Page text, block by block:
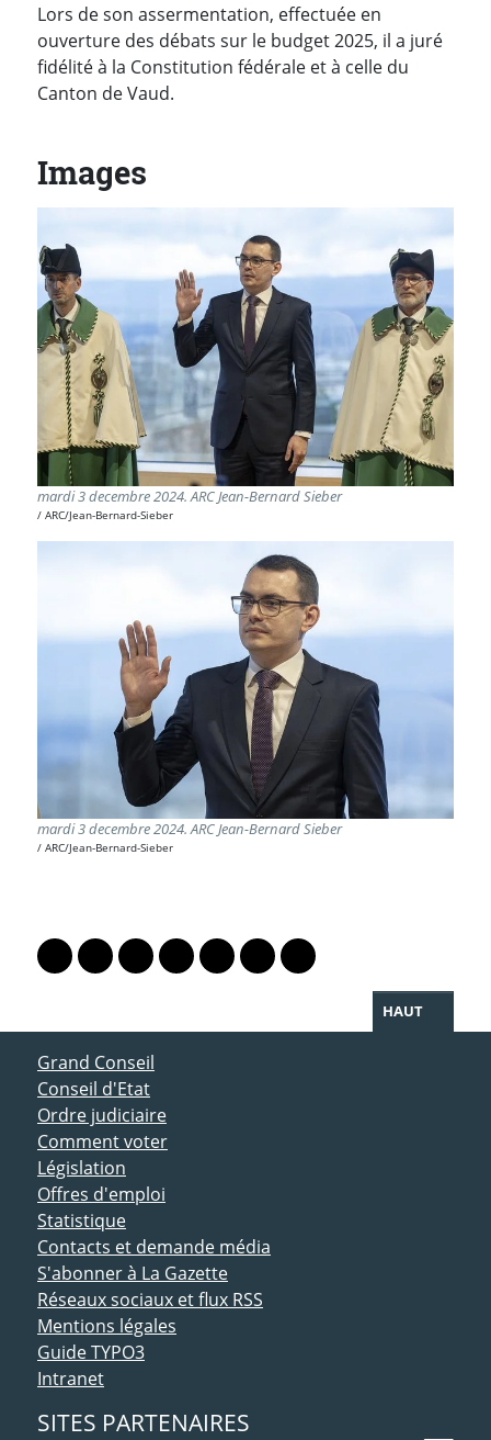
Lors de son assermentation, effectuée en
ouverture des débats sur le budget 2025, il a juré
fidélité à la Constitution fédérale et à celle du
Canton de Vaud.
Images
mardi 3 decembre 2024. ARC Jean-Bernard Sieber
ARC/Jean-Bernard-Sieber
mardi 3 decembre 2024. ARC Jean-Bernard Sieber
ARC/Jean-Bernard-Sieber
Lien vers le profil Mastodon
Lien vers le profil Bluesky
Lien vers le profil Instagram
Lien vers le profil Linkedin
Lien vers le profil Facebook
Lien vers le profil Twitter
Partager par WhatsApp
HAUT
ACCÈS DIRECT
Grand Conseil
Conseil d'Etat
Ordre judiciaire
Comment voter
Législation
Offres d'emploi
Statistique
Contacts et demande média
S'abonner à La Gazette
Réseaux sociaux et flux RSS
Mentions légales
Guide TYPO3
Intranet
SITES PARTENAIRES